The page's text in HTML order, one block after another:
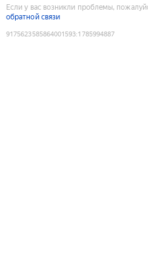
Если у вас возникли проблемы,
обратной связи
9175623585864001593:1785994887